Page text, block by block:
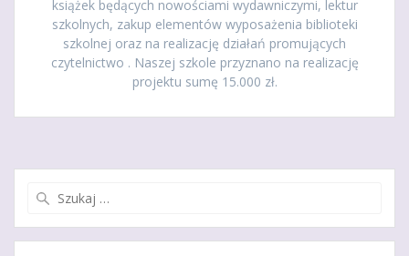
książek będących nowościami wydawniczymi, lektur
szkolnych, zakup elementów wyposażenia biblioteki
szkolnej oraz na realizację działań promujących
czytelnictwo . Naszej szkole przyznano na realizację
projektu sumę 15.000 zł.